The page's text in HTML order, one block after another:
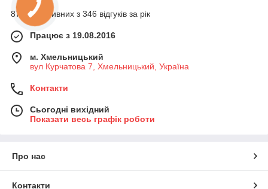
87% позитивних з 346 відгуків за рік
Працює з 19.08.2016
м. Хмельницький
вул Курчатова 7, Хмельницький, Україна
Контакти
Сьогодні вихідний
Показати весь графік роботи
Про нас
Контакти